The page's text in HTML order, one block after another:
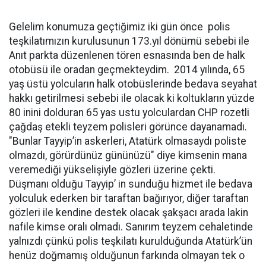
Gelelim konumuza geçtiğimiz iki gün önce polis
teşkilatımızın kurulusunun 173.yıl dönümü sebebi ile
Anıt parkta düzenlenen tören esnasında ben de halk
otobüsü ile oradan geçmekteydim. 2014 yılında, 65
yaş üstü yolcuların halk otobüslerinde bedava seyahat
hakkı getirilmesi sebebi ile olacak ki koltukların yüzde
80 inini dolduran 65 yas ustu yolculardan CHP rozetli
çağdaş etekli teyzem polisleri görünce dayanamadı.
"Bunlar Tayyip’in askerleri, Atatürk olmasaydı poliste
olmazdı, görürdünüz gününüzü" diye kimsenin mana
veremediği yükselişiyle gözleri üzerine çekti.
Düşmanı olduğu Tayyip’ in sunduğu hizmet ile bedava
yolculuk ederken bir taraftan bağırıyor, diğer taraftan
gözleri ile kendine destek olacak şakşacı arada lakin
nafile kimse oralı olmadı. Sanırım teyzem cehaletinde
yalnızdı çünkü polis teşkilatı kurulduğunda Atatürk’ün
henüz doğmamış olduğunun farkında olmayan tek o